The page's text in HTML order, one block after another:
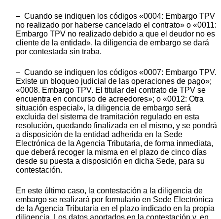
– Cuando se indiquen los códigos «0004: Embargo TPV
no realizado por haberse cancelado el contrato» o «0011:
Embargo TPV no realizado debido a que el deudor no es
cliente de la entidad», la diligencia de embargo se dará
por contestada sin traba.
– Cuando se indiquen los códigos «0007: Embargo TPV.
Existe un bloqueo judicial de las operaciones de pago»;
«0008. Embargo TPV. El titular del contrato de TPV se
encuentra en concurso de acreedores»; o «0012: Otra
situación especial», la diligencia de embargo será
excluida del sistema de tramitación regulado en esta
resolución, quedando finalizada en el mismo, y se pondrá
a disposición de la entidad adherida en la Sede
Electrónica de la Agencia Tributaria, de forma inmediata,
que deberá recoger la misma en el plazo de cinco días
desde su puesta a disposición en dicha Sede, para su
contestación.
En este último caso, la contestación a la diligencia de
embargo se realizará por formulario en Sede Electrónica
de la Agencia Tributaria en el plazo indicado en la propia
diligencia. Los datos aportados en la contestación y, en